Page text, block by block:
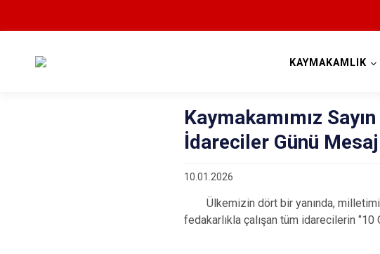
KAYMAKAMLIK
Kaymakamımız
İdareciler Günü
10.01.2026
Ülkemizin dört bir yanında,
fedakarlıkla çalışan tüm idarecilerin ‘’10